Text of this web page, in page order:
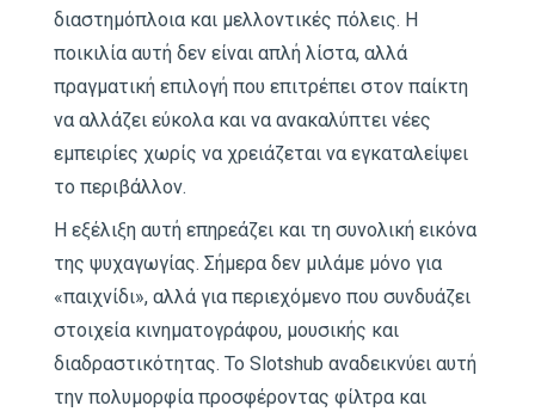
διαστημόπλοια και μελλοντικές πόλεις. Η
ποικιλία αυτή δεν είναι απλή λίστα, αλλά
πραγματική επιλογή που επιτρέπει στον παίκτη
να αλλάζει εύκολα και να ανακαλύπτει νέες
εμπειρίες χωρίς να χρειάζεται να εγκαταλείψει
το περιβάλλον.
Η εξέλιξη αυτή επηρεάζει και τη συνολική εικόνα
της ψυχαγωγίας. Σήμερα δεν μιλάμε μόνο για
«παιχνίδι», αλλά για περιεχόμενο που συνδυάζει
στοιχεία κινηματογράφου, μουσικής και
διαδραστικότητας. Το Slotshub αναδεικνύει αυτή
την πολυμορφία προσφέροντας φίλτρα και